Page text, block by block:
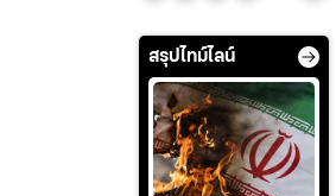
สรุปไทม์ไลน์